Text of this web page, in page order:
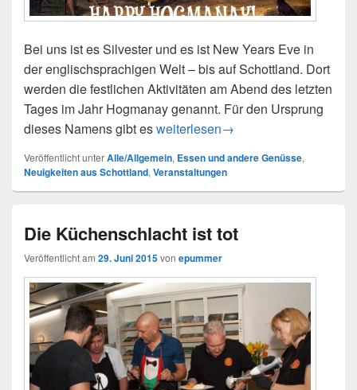
Bei uns ist es Silvester und es ist New Years Eve in
der englischsprachigen Welt – bis auf Schottland. Dort
werden die festlichen Aktivitäten am Abend des letzten
Tages im Jahr Hogmanay genannt. Für den Ursprung
dieses Namens gibt esHappy Hogmanay
weiterlesen→
Veröffentlicht unterAlle/Allgemein, Essen und andere Genüsse,
Neuigkeiten aus Schottland, Veranstaltungen
Die Küchenschlacht ist tot
Veröffentlicht am 29. Juni 2015von epummer